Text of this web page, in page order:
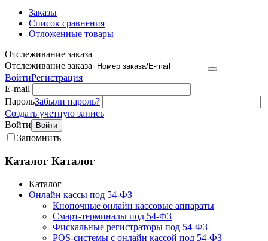
Заказы
Список сравнения
Отложенные товары
Отслеживание заказа
Отслеживание заказа
ВойтиРегистрация
E-mail
ПарольЗабыли пароль?
Создать учетную запись
Войти
Войти
Запомнить
Каталог Каталог
Каталог
Онлайн кассы под 54-ФЗ
Кнопочные онлайн кассовые аппараты
Смарт-терминалы под 54-ФЗ
Фискальные регистраторы под 54-ФЗ
POS-системы с онлайн кассой под 54-ФЗ